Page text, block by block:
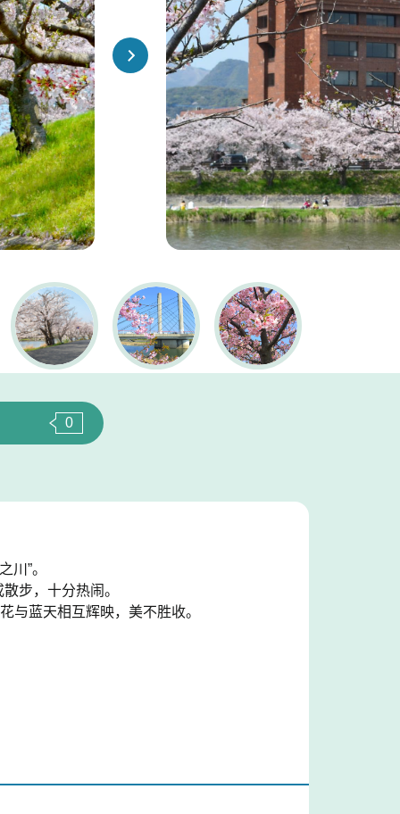
0
川”。
步，十分热闹。
与蓝天相互辉映，美不胜收。